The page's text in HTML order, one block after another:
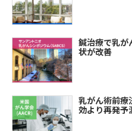
鍼治療で乳が
状が改善
乳がん術前
効より再発予